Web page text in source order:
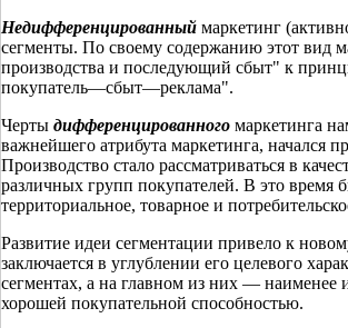
Недифференцированный маркетинг
сегменты. По своему содержанию этот вид
производства и последующий сбыт" к
покупатель—сбыт—реклама".
Черты дифференцированного маркетинга
важнейшего атрибута маркетинга, начался
Производство стало рассматриваться в
различных групп покупателей. В это время
территориальное, товарное и
Развитие идеи сегментации привело к
заключается в углублении его целевого
сегментах, а на главном из них —
хорошей покупательной способностью.